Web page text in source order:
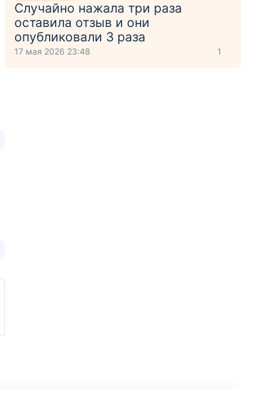
Случайно нажала три раза
оставила отзыв и они
опубликовали 3 раза
17 мая 2026 23:48 1